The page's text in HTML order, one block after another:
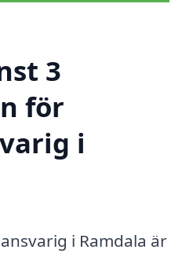
3
för
i
i Ramdala är